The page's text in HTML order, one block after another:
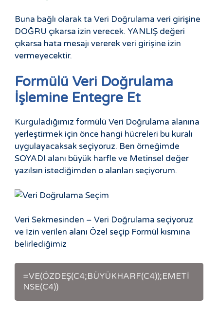
Buna bağlı olarak ta Veri Doğrulama veri girişine
DOĞRU çıkarsa izin verecek. YANLIŞ değeri
çıkarsa hata mesajı vererek veri girişine izin
vermeyecektir.
Formülü Veri Doğrulama
İşlemine Entegre Et
Kurguladığımız formülü Veri Doğrulama alanına
yerleştirmek için önce hangi hücreleri bu kuralı
uygulayacaksak seçiyoruz. Ben örneğimde
SOYADI alanı büyük harfle ve Metinsel değer
yazılsın istediğimden o alanları seçiyorum.
Veri Sekmesinden – Veri Doğrulama seçiyoruz
ve İzin verilen alanı Özel seçip Formül kısmına
belirlediğimiz
=VE(ÖZDEŞ(C4;BÜYÜKHARF(C4));EMETİ
NSE(C4))